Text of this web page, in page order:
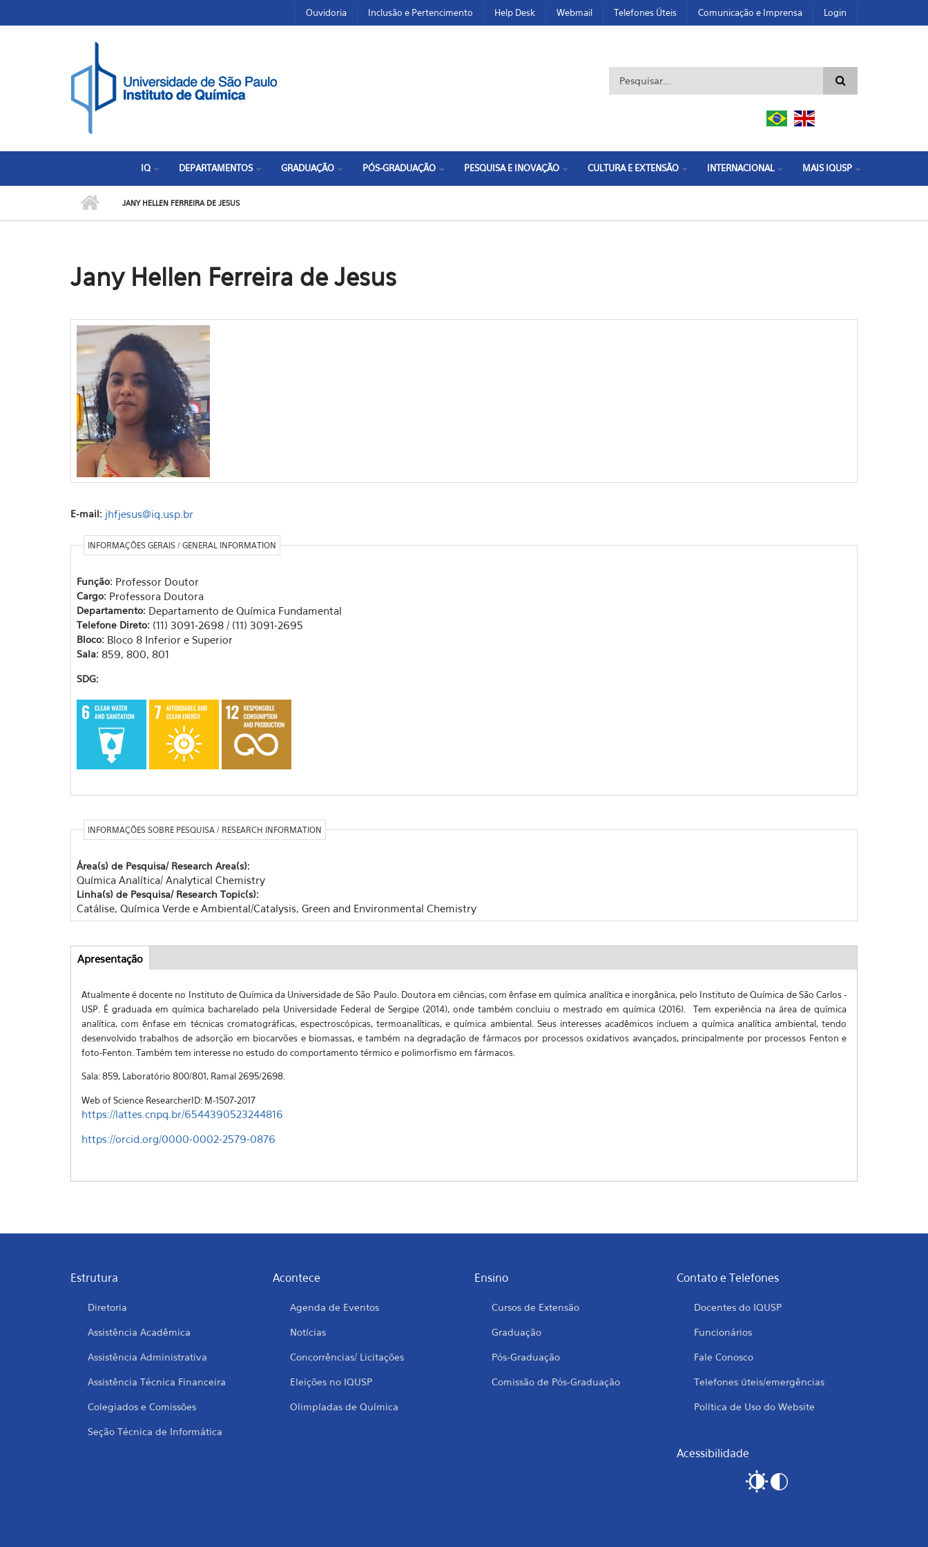
Ouvidoria Inclusão e Pertencimento Help Desk Webmail Telefones Úteis Comunicação e Imprensa Login
Formulário de busca
IQ DEPARTAMENTOS GRADUAÇÃO PÓS-GRADUAÇÃO PESQUISA E INOVAÇÃO CULTURA E EXTENSÃO INTERNACIONAL MAIS IQUSP
JANY HELLEN FERREIRA DE JESUS
Jany Hellen Ferreira de Jesus
E-mail: jhfjesus@iq.usp.br
INFORMAÇÕES GERAIS / GENERAL INFORMATION
Função: Professor Doutor
Cargo: Professora Doutora
Departamento: Departamento de Química Fundamental
Telefone Direto: (11) 3091-2698 / (11) 3091-2695
Bloco: Bloco 8 Inferior e Superior
Sala: 859, 800, 801
SDG:
INFORMAÇÕES SOBRE PESQUISA / RESEARCH INFORMATION
Área(s) de Pesquisa/ Research Area(s):
Química Analítica/ Analytical Chemistry
Linha(s) de Pesquisa/ Research Topic(s):
Catálise, Química Verde e Ambiental/Catalysis, Green and Environmental Chemistry
Abas
Apresentação
ativa)
Atualmente é docente no Instituto de Química da Universidade de São Paulo. Doutora em ciências, com ênfase em química analítica e inorgânica, pelo Instituto de Química de São Carlos -
USP. É graduada em química bacharelado pela Universidade Federal de Sergipe (2014), onde também concluiu o mestrado em química (2016). Tem experiência na área de química
analítica, com ênfase em técnicas cromatográficas, espectroscópicas, termoanalíticas, e química ambiental. Seus interesses acadêmicos incluem a química analítica ambiental, tendo
desenvolvido trabalhos de adsorção em biocarvões e biomassas, e também na degradação de fármacos por processos oxidativos avançados, principalmente por processos Fenton e
foto-Fenton. Também tem interesse no estudo do comportamento térmico e polimorfismo em fármacos.
Sala: 859, Laboratório 800/801, Ramal 2695/2698.
Web of Science ResearcherID: M-1507-2017
https://lattes.cnpq.br/6544390523244816
https://orcid.org/0000-0002-2579-0876
Estrutura
Diretoria
Assistência Acadêmica
Assistência Administrativa
Assistência Técnica Financeira
Colegiados e Comissões
Seção Técnica de Informática
Acontece
Agenda de Eventos
Notícias
Concorrências/ Licitações
Eleições no IQUSP
Olimpíadas de Química
Ensino
Cursos de Extensão
Graduação
Pós-Graduação
Comissão de Pós-Graduação
Contato e Telefones
Docentes do IQUSP
Funcionários
Fale Conosco
Telefones úteis/emergências
Política de Uso do Website
Acessibilidade